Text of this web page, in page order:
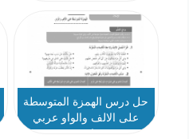
حل درس الهمزة المتوسطة
على الالف والواو عربي